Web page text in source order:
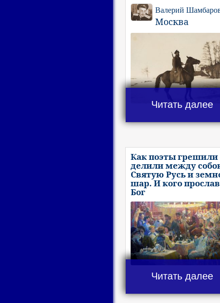
Валерий
Москва
Читать далее
Как поэты грешили
делили между
Святую Русь и
шар. И кого
Бог
Читать далее